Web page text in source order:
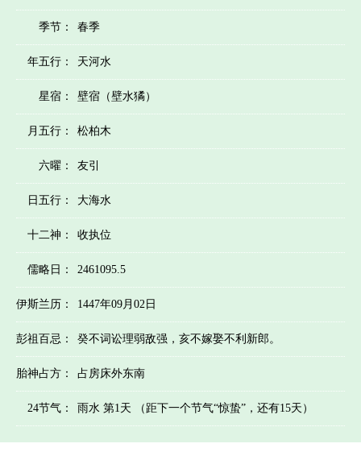
季节： 春季
年五行： 天河水
星宿： 壁宿（壁水獝）
月五行： 松柏木
六曜： 友引
日五行： 大海水
十二神： 收执位
儒略日： 2461095.5
伊斯兰历： 1447年09月02日
彭祖百忌： 癸不词讼理弱敌强，亥不嫁娶不利新郎。
胎神占方： 占房床外东南
24节气： 雨水 第1天 （距下一个节气“惊蛰”，还有15天）